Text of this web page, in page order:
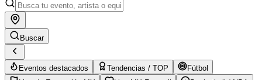
Buscar
Eventos destacados Tendencias / TOP
Fútbol